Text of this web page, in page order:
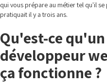
qui vous prépare au métier tel qu'il
pratiquait il y a trois ans.
Qu'est-ce
développeur
ça fonctionne ?